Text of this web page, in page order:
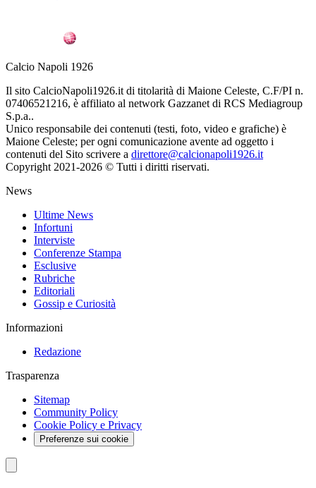
Calcio Napoli 1926
Il sito CalcioNapoli1926.it di titolarità di Maione Celeste, C.F/PI n.
07406521216, è affiliato al network Gazzanet di RCS Mediagroup
S.p.a..
Unico responsabile dei contenuti (testi, foto, video e grafiche) è
Maione Celeste; per ogni comunicazione avente ad oggetto i
contenuti del Sito scrivere a direttore@calcionapoli1926.it
Copyright 2021-2026 © Tutti i diritti riservati.
News
Ultime News
Infortuni
Interviste
Conferenze Stampa
Esclusive
Rubriche
Editoriali
Gossip e Curiosità
Informazioni
Redazione
Trasparenza
Sitemap
Community Policy
Cookie Policy e Privacy
Preferenze sui cookie